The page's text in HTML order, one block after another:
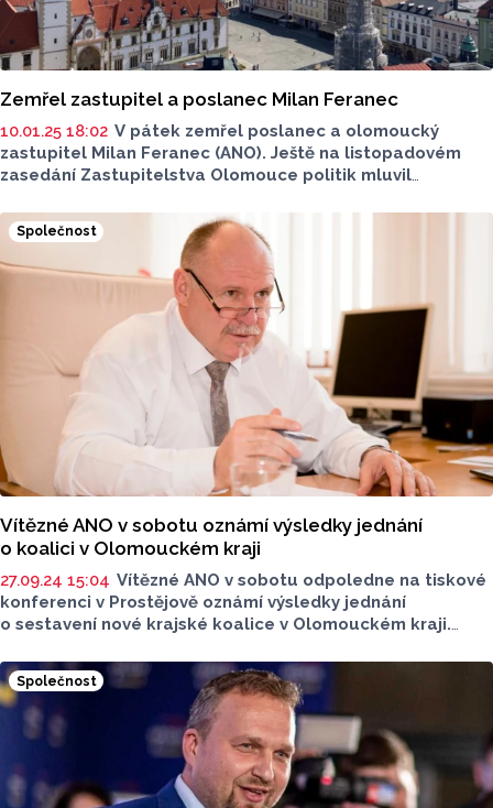
Zemřel zastupitel a poslanec Milan Feranec
10.01.25 18:02 V pátek zemřel poslanec a olomoucký
zastupitel Milan Feranec (ANO). Ještě na listopadovém
zasedání Zastupitelstva Olomouce politik mluvil
už byl ale omluven. Politik a právník zemřel po dlouholeté
nemoci. Před čtyřmi lety byl Ferancovi diagnostikován
nádor na ledvině.
Informaci na sociální síti Facebook
potvrdila poslancova manželka Mirka.
Společnost
Vítězné ANO v sobotu oznámí výsledky jednání
o koalici v Olomouckém kraji
27.09.24 15:04 Vítězné ANO v sobotu odpoledne na tiskové
konferenci v Prostějově oznámí výsledky jednání
o sestavení nové krajské koalice v Olomouckém kraji.
večer, kdy se sešli s představiteli všech politických
subjektů, jejichž kandidáti byli zvoleni do krajského
zastupitelstva.
Společnost